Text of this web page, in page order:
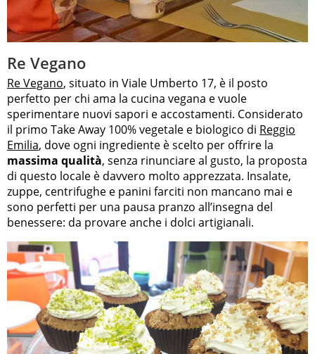
Re Vegano
Re Vegano, situato in Viale Umberto 17, è il posto
perfetto per chi ama la cucina vegana e vuole
sperimentare nuovi sapori e accostamenti. Considerato
il primo Take Away 100% vegetale e biologico di Reggio
Emilia, dove ogni ingrediente è scelto per offrire la
massima qualità, senza rinunciare al gusto, la proposta
di questo locale è davvero molto apprezzata. Insalate,
zuppe, centrifughe e panini farciti non mancano mai e
sono perfetti per una pausa pranzo all’insegna del
benessere: da provare anche i dolci artigianali.